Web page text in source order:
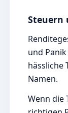
Steuern
und
hässliche
Namen.
Wenn die